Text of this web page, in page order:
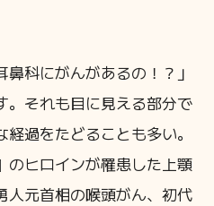
科にがんがあるの！？」
。それも目に見える部分で
過をたどることも多い。
のヒロインが罹患した上顎
人元首相の喉頭がん、初代